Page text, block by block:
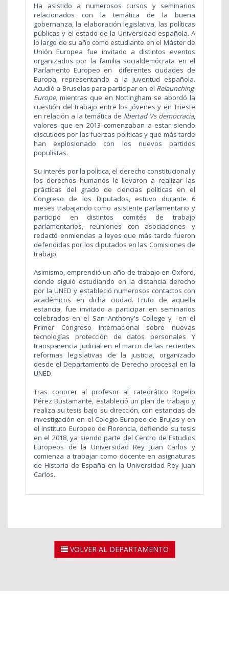
Ha asistido a numerosos cursos y seminarios
relacionados con la temática de la buena
gobernanza, la elaboración legislativa, las políticas
públicas y el estado de la Universidad española. A
lo largo de su año como estudiante en el Máster de
Unión Europea fue invitado a distintos eventos
organizados por la familia socialdemócrata en el
Parlamento Europeo en diferentes ciudades de
Europa, representando a la juventud española.
Acudió a Bruselas para participar en el Relaunching
Europe, mientras que en Nottingham se abordó la
cuestión del trabajo entre los jóvenes y en Trieste
en relación a la temática de libertad Vs democracia,
valores que en 2013 comenzaban a estar siendo
discutidos por las fuerzas políticas y que más tarde
han explosionado con los nuevos partidos
populistas.
Su interés por la política, el derecho constitucional y
los derechos humanos le llevaron a realizar las
prácticas del grado de ciencias políticas en el
Congreso de los Diputados, estuvo durante 6
meses trabajando como asistente parlamentario y
participó en distintos comités de trabajo
parlamentarios, reuniones con asociaciones y
redactó enmiendas a leyes que más tarde fueron
defendidas por los diputados en las Comisiones de
trabajo.
Asimismo, emprendió un año de trabajo en Oxford,
donde siguió estudiando en la distancia derecho
por la UNED y estableció numerosos contactos con
académicos en dicha ciudad. Fruto de aquella
estancia, fue invitado a participar en seminarios
celebrados en el San Anthony's College y en el
Primer Congreso Internacional sobre nuevas
tecnologías protección de datos personales Y
transparencia judicial en el marco de las recientes
reformas legislativas de la justicia, organizado
desde el Departamento de Derecho procesal en la
UNED.
Tras conocer al profesor al catedrático Rogelio
Pérez Bustamante, estableció un plan de trabajo y
realiza su tesis bajo su dirección, con estancias de
investigación en el Colegio Europeo de Brujas y en
el Instituto Europeo de Florencia, defiende su tesis
en el 2018, ya siendo parte del Centro de Estudios
Europeos de la Universidad Rey Juan Carlos y
comienza a trabajar como docente en asignaturas
de Historia de España en la Universidad Rey Juan
Carlos.
VOLVER AL DEPARTAMENTO